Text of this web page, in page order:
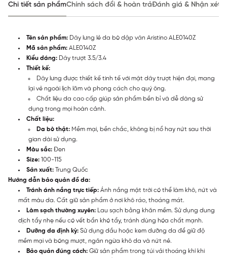
Chi tiết sản phẩmChính sách đổi & hoàn trảĐánh giá & Nhận xét
Tên sản phẩm: Dây lưng lẻ da bò dập vân Aristino ALE0140Z
Mã sản phẩm: ALE0140Z
Kiểu dáng: Dây trượt 3.5/3.4
Thiết kế:
Dây lưng được thiết kế tinh tế với mặt dây trượt hiện đại, mang
lại vẻ ngoài lịch lãm và phong cách cho quý ông.
Chất liệu da cao cấp giúp sản phẩm bền bỉ và dễ dàng sử
dụng trong mọi hoàn cảnh.
Chất liệu:
Da bò thật: Mềm mại, bền chắc, không bị nổ hay nứt sau thời
gian dài sử dụng.
Màu sắc: Đen
Size: 100-115
Sản xuất: Trung Quốc
Hướng dẫn bảo quản đồ da:
Tránh ánh nắng trực tiếp: Ánh nắng mặt trời có thể làm khô, nứt và
mất màu da. Cất giữ sản phẩm ở nơi khô ráo, thoáng mát.
Làm sạch thường xuyên: Lau sạch bằng khăn mềm. Sử dụng dung
dịch tẩy nhẹ nếu có vết bẩn khó tẩy, tránh dùng hóa chất mạnh.
Dưỡng da định kỳ: Sử dụng dầu hoặc kem dưỡng da để giữ độ
mềm mại và bóng mượt, ngăn ngừa khô da và nứt nẻ.
Bảo quản đúng cách: Giữ sản phẩm trong túi vải thoáng khí khi